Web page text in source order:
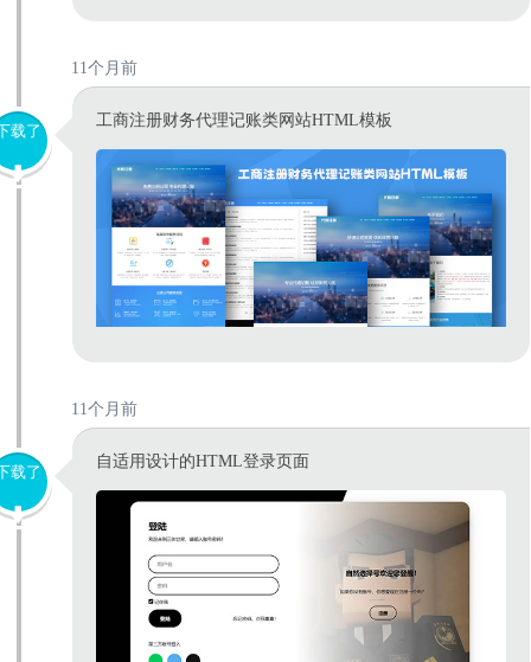
11个月前
载了
工商注册财务代理记账类网站HTML模板
11个月前
载了
自适用设计的HTML登录页面